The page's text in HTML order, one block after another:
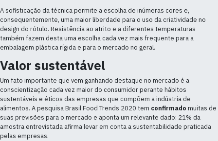
A sofisticação da técnica permite a escolha de inúmeras cores e,
consequentemente, uma maior liberdade para o uso da criatividade no
design do rótulo. Resistência ao atrito e a diferentes temperaturas
também fazem desta uma escolha cada vez mais frequente para a
embalagem plástica rígida e para o mercado no geral.
Valor sustentável
Um fato importante que vem ganhando destaque no mercado é a
conscientização cada vez maior do consumidor perante hábitos
sustentáveis e éticos das empresas que compõem a indústria de
alimentos. A pesquisa Brasil Food Trends 2020 tem confirmado muitas de
suas previsões para o mercado e aponta um relevante dado: 21% da
amostra entrevistada afirma levar em conta a sustentabilidade praticada
pelas empresas.